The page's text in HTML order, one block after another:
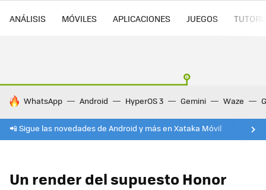
ANÁLISIS MÓVILES APLICACIONES JUEGOS
HOY SE HABLA DE
WhatsApp Android HyperOS 3 Gemini Waze
📲 Sigue las novedades de Android y más en Xataka Móvil
Un render del supuesto Honor